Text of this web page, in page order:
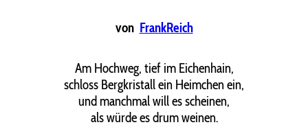
von FrankReich
Am Hochweg, tief im Eichenhain,
schloss Bergkristall ein Heimchen ein,
und manchmal will es scheinen,
als würde es drum weinen.